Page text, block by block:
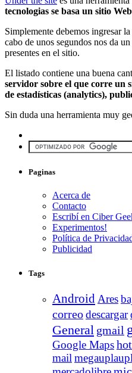
tecnologias se basa un sitio Web
Simplemente debemos ingresar
cabo de unos segundos nos da
presentes en el sitio.
El listado contiene una buena
servidor sobre el que corre un
de estadísticas (analytics),
Sin duda una herramienta muy
Paginas
Acerca de
Contacto
Escribí en Ciber
Experimentos!
Política de
Publicidad
Tags
AndroidAres
correodescargar
General gmail
Google Maps
mail